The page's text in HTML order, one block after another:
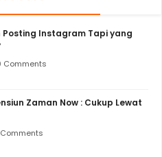
Posting Instagram Tapi yang
Comments
Zaman Now : Cukup Lewat